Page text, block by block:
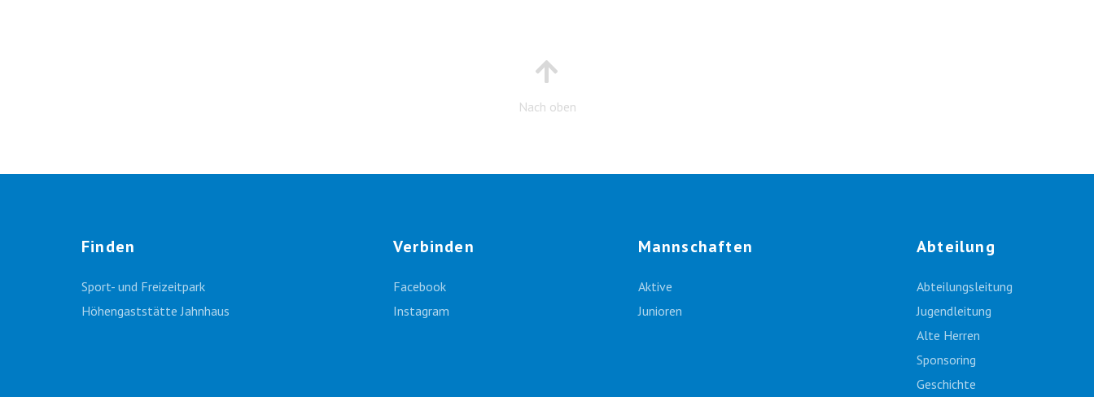
Nach oben
Finden
Sport- und Freizeitpark
Höhengaststätte Jahnhaus
Verbinden
Facebook
Instagram
Mannschaften
Aktive
Junioren
Abteilung
Abteilungsleitung
Jugendleitung
Alte Herren
Sponsoring
Geschichte